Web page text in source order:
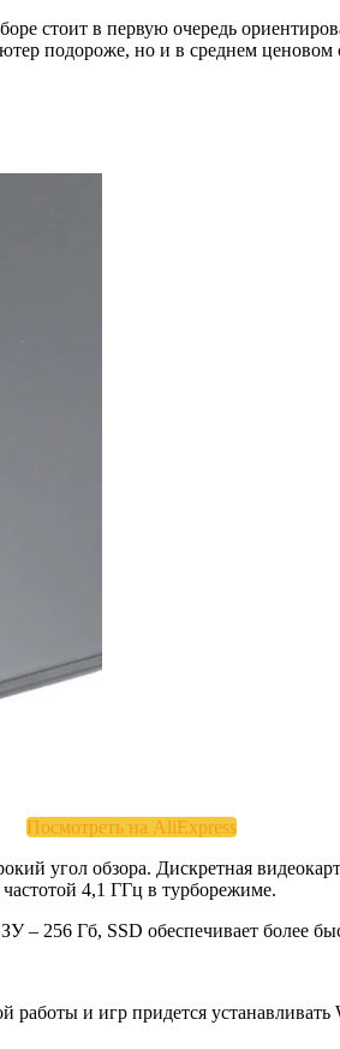
стоит в первую очередь
подороже, но и в среднем
Посмотреть на AliExpress
угол обзора. Дискретная
4,1 ГГц в турборежиме.
– 256 Гб, SSD обеспечивает более
и игр придется